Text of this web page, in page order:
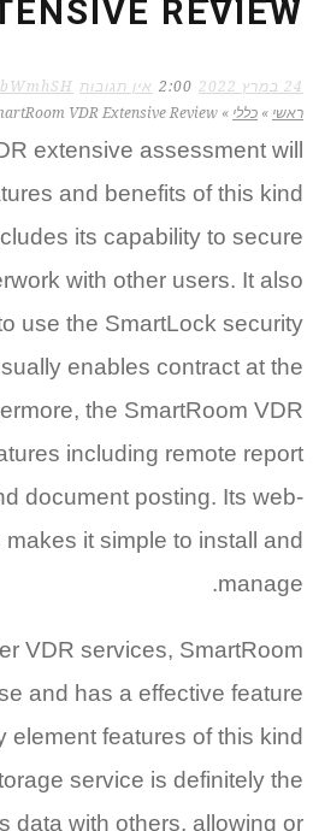
ראשי » כללי »
VDR Extensive Review
REVIEW
24 במרץ 2022 2:00 אין תגובות
extensive assessment will
and benefits of this kind
its capability to secure
with other users. It also
use the SmartLock security
enables contract at the
the SmartRoom VDR
including remote report
document posting. Its web-
it simple to install and
manage.
VDR services, SmartRoom
and has a effective feature
element features of this kind
service is definitely the
data with others, allowing or